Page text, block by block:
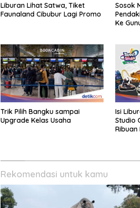
Liburan Lihat Satwa, Tiket
Faunaland Cibubur Lagi Promo
Sosok
Ke
Trik Pilih Bangku sampai
Upgrade Kelas Usaha
Isi
Studio
Ribuan
Rekomendasi untuk kamu